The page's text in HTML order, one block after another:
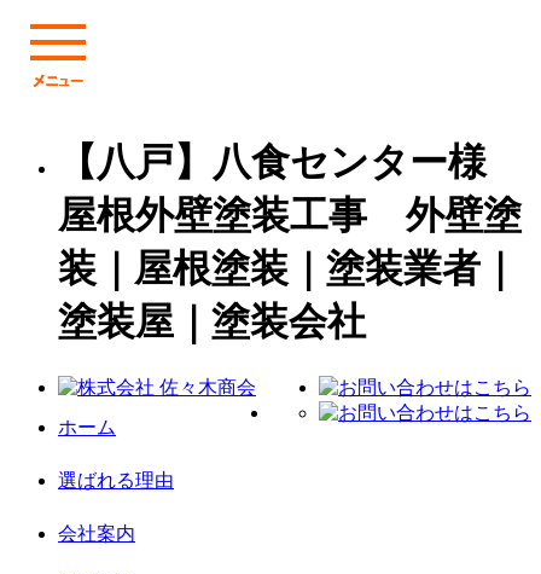
【八戸】八食センター様
屋根外壁塗装工事 外壁塗
装｜屋根塗装｜塗装業者｜
塗装屋｜塗装会社
ホーム
選ばれる理由
会社案内